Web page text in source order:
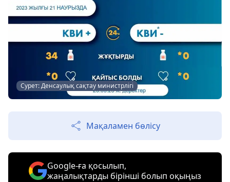
Сурет: Денсаулық сақтау министрлігі
Мақаламен бөлісу
Google-ға қосылып,
жаңалықтарды бірінші болып оқыңыз